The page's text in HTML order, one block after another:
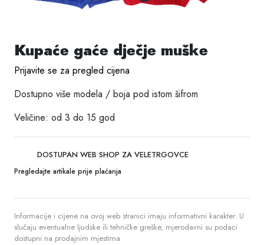
Kupaće gaće dječje muške
Prijavite se za pregled cijena
Dostupno više modela / boja pod istom šifrom
Veličine: od 3 do 15 god
DOSTUPAN WEB SHOP ZA VELETRGOVCE
Pregledajte artikale prije plaćanja
Informacije i cijene na ovoj web stranici imaju informativni karakter. U
slučaju eventualne ljudske ili tehničke greške, mjerodavni su podaci
dostupni na prodajnim mjestima